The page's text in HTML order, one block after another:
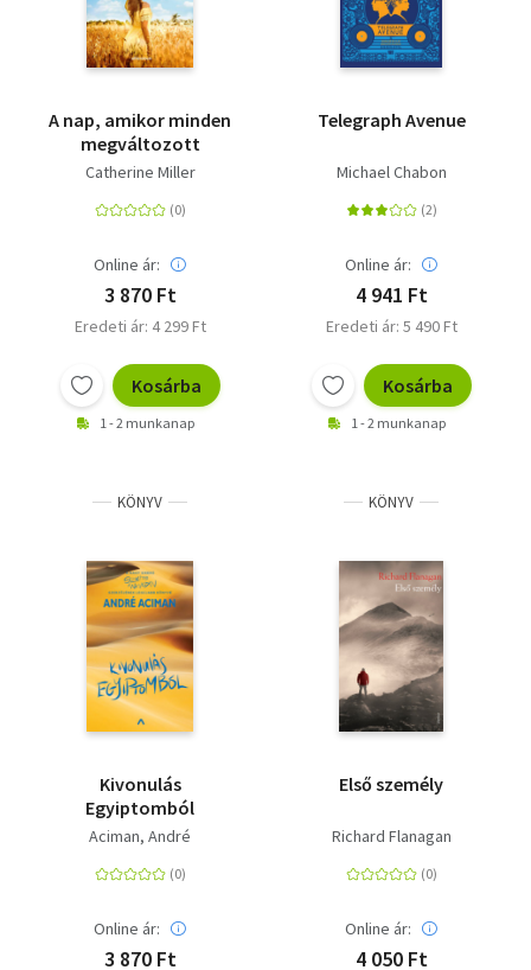
A nap, amikor minden
megváltozott
Catherine Miller
Online ár:
3 870 Ft
Eredeti ár: 4 299 Ft
Kosárba
1 - 2 munkanap
Telegraph Avenue
Michael Chabon
Online ár:
4 941 Ft
Eredeti ár: 5 490 Ft
Kosárba
1 - 2 munkanap
KÖNYV
Kivonulás
Egyiptomból
Aciman, André
Online ár:
3 870 Ft
KÖNYV
Első személy
Richard Flanagan
Online ár:
4 050 Ft